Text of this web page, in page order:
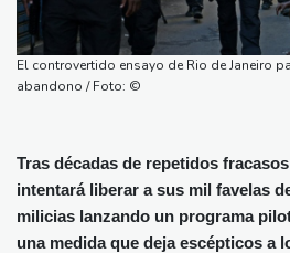
Punta Arena
28 °C
Montevideo
12 °C
San Salvador
18 °C
Alicante
27 °C
Málaga
25 °C
Las Palmas de Gran Canaria
El controvertido ensayo de Rio de Janeiro
abandono / Foto: ©
Tras décadas de repetidos
intentará liberar a sus mil favelas
milicias lanzando un programa
una medida que deja escépticos a